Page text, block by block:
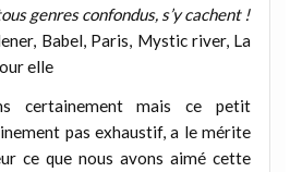
genres confondus, s’y cachent !
Babel, Paris, Mystic river, La
elle
certainement mais ce petit
pas exhaustif, a le mérite
ce que nous avons aimé cette